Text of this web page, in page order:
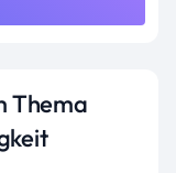
Thema